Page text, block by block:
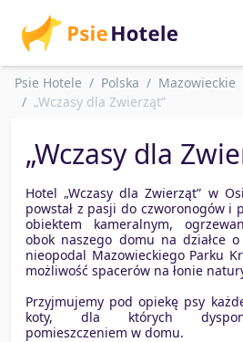
Psie Hotele Polska Mazowieckie
„Wczasy dla Zwierząt”
„Wczasy dla
Hotel „Wczasy dla Zwierząt” w
powstał z pasji do czworonogów i
obiektem kameralnym,
obok naszego domu na działce
nieopodal Mazowieckiego Parku
możliwość spacerów na łonie
Przyjmujemy pod opiekę psy
koty, dla których
pomieszczeniem w domu.